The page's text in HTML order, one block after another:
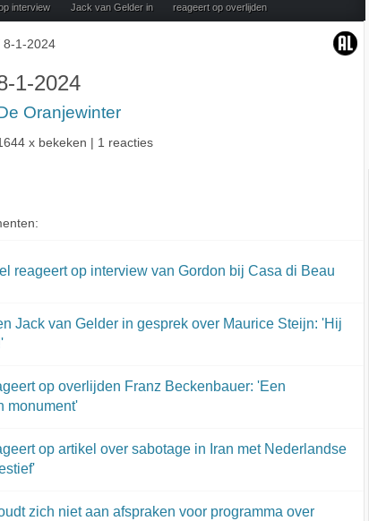
interview
bij Casa
Jack van Gelder in
gesprek over Maurice
reageert op overlijden
Franz Beckenbauer:
over sabotage in Iran
met Nederlandse
inbreng: 'Zeer
8-1-2024
1-2024
Oranjewinter
x bekeken | 1 reacties
reageert op interview van Gordon bij Casa di Beau
Jack van Gelder in gesprek over Maurice Steijn: 'Hij
op overlijden Franz Beckenbauer: 'Een
monument'
op artikel over sabotage in Iran met Nederlandse
zich niet aan afspraken voor programma over